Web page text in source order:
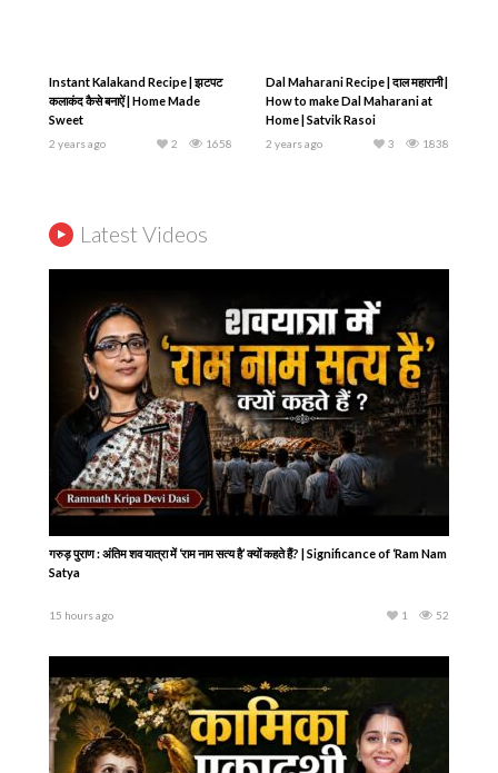
Instant Kalakand Recipe | झटपट
कलाकंद कैसे बनाऐं | Home Made
Sweet
2 years ago 1658
2
Dal Maharani Recipe | दाल महारानी |
How to make Dal Maharani at
Home | Satvik Rasoi
2 years ago 1838
3
Latest Videos
गरुड़ पुराण : अंतिम शव यात्रा में ‘राम नाम सत्य है’ क्यों कहते हैं? | Significance of ‘Ram Nam
Satya
15 hours ago 52
1